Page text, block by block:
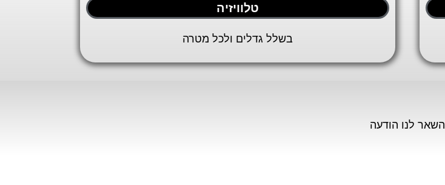
טלוויזיה
בשלל גדלים ולכל מטרה
השאר לנו הודעה